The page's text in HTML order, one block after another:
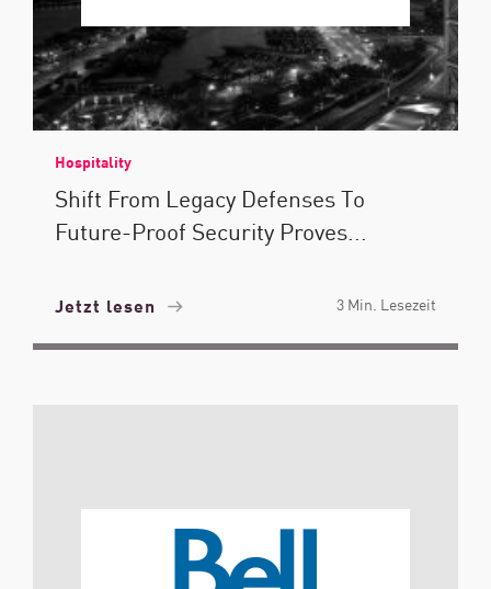
Hospitality
Shift From Legacy Defenses To
Future-Proof Security Proves...
Jetzt lesen 3 Min. Lesezeit